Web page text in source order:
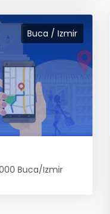
Buca / Izmir
Buca/Izmir